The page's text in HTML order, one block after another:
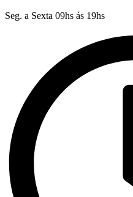
Seg. a Sexta 09hs ás 19hs